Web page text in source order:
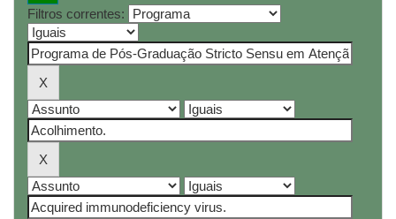
Filtros correntes: